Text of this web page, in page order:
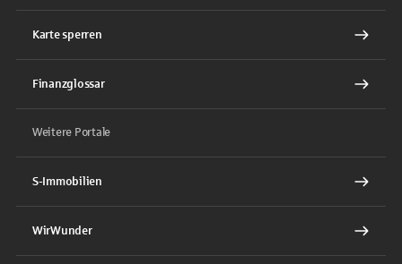
Karte sperren
Finanzglossar
Weitere Portale
S-Immobilien
WirWunder